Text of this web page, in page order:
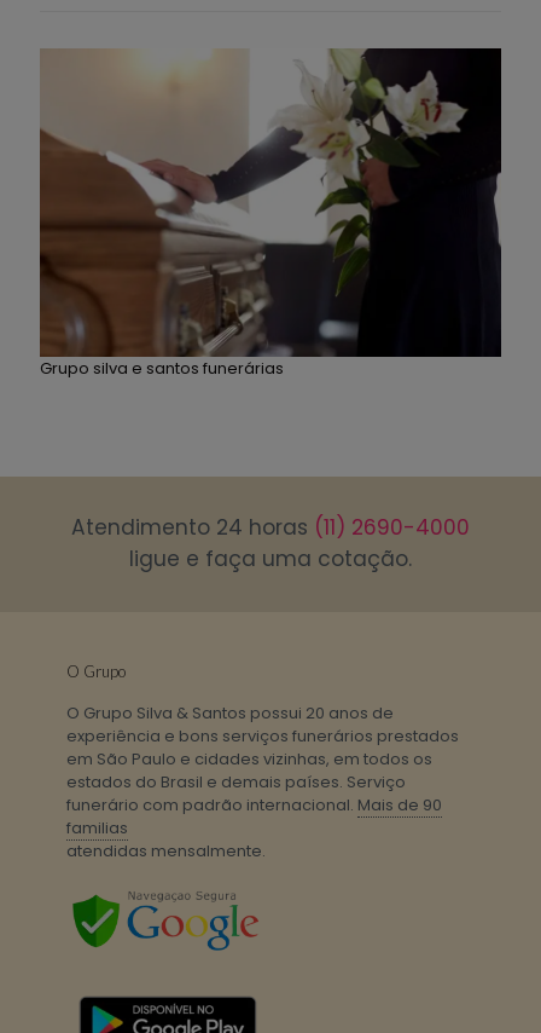
Grupo silva e santos funerárias
Atendimento 24 horas (11) 2690-4000
ligue e faça uma cotação.
O Grupo
O Grupo Silva & Santos possui 20 anos de
experiência e bons serviços funerários prestados
em São Paulo e cidades vizinhas, em todos os
estados do Brasil e demais países. Serviço
funerário com padrão internacional. Mais de 90
familias
atendidas mensalmente.